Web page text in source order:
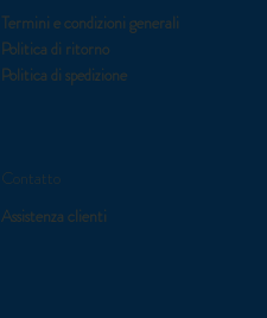
Contatto
Assistenza clienti
Termini e condizioni generali
Politica di ritorno
Politica di spedizione